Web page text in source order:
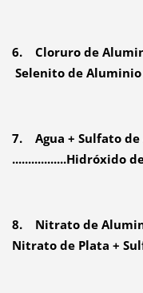
6. Cloruro de
Selenito de
7. Agua + Sulfato
.................Hidróxido
8. Nitrato de
Nitrato de Plata +